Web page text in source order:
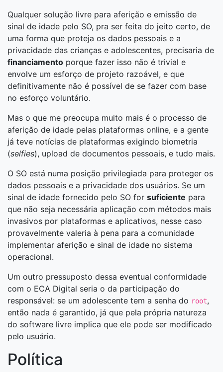
Qualquer solução livre para aferição e emissão de
sinal de idade pelo SO, pra ser feita do jeito certo, de
uma forma que proteja os dados pessoais e a
privacidade das crianças e adolescentes, precisaria de
financiamento porque fazer isso não é trivial e
envolve um esforço de projeto razoável, e que
definitivamente não é possível de se fazer com base
no esforço voluntário.
Mas o que me preocupa muito mais é o processo de
aferição de idade pelas plataformas online, e a gente
já teve notícias de plataformas exigindo biometria
(selfies), upload de documentos pessoais, e tudo mais.
O SO está numa posição privilegiada para proteger os
dados pessoais e a privacidade dos usuários. Se um
sinal de idade fornecido pelo SO for suficiente para
que não seja necessária aplicação com métodos mais
invasivos por plataformas e aplicativos, nesse caso
provavelmente valeria à pena para a comunidade
implementar aferição e sinal de idade no sistema
operacional.
Um outro pressuposto dessa eventual conformidade
com o ECA Digital seria o da participação do
responsável: se um adolescente tem a senha do root,
então nada é garantido, já que pela própria natureza
do software livre implica que ele pode ser modificado
pelo usuário.
Política